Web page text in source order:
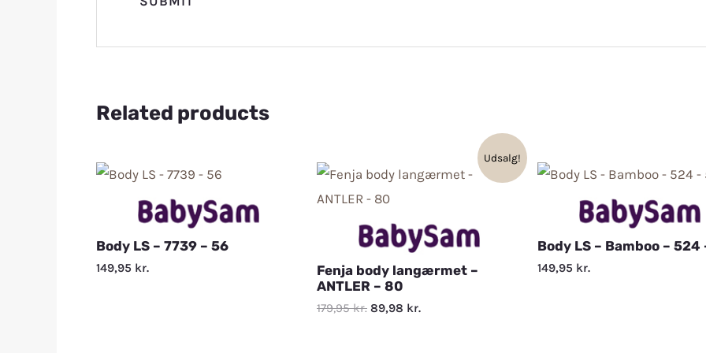
Related products
Body LS – 7739 – 56
149,95 kr.
Udsalg!
Fenja body langærmet –
ANTLER – 80
179,95kr. 89,98 kr.
Body LS – Bamboo – 524
149,95 kr.